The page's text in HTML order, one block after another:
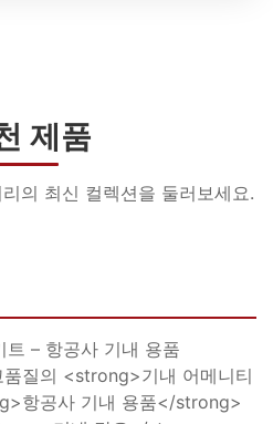
제품
의 최신 컬렉션을 둘러보세요.
– 항공사 기내 용품
질의 <strong>기내 어메니티
항공사 기내 용품</strong>